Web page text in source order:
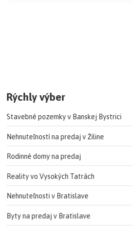
Rýchly výber
Stavebné pozemky v Banskej Bystrici
Nehnuteľností na predaj v Žiline
Rodinné domy na predaj
Reality vo Vysokých Tatrách
Nehnuteľnosti v Bratislave
Byty na predaj v Bratislave